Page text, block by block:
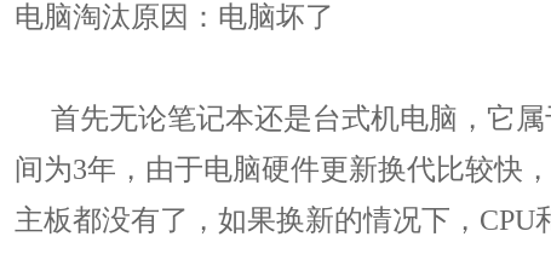
电脑淘汰原因：电脑坏了
首先无论笔记本还是台式机电脑，它属
间为3年，由于电脑硬件更新换代比较快
主板都没有了，如果换新的情况下，